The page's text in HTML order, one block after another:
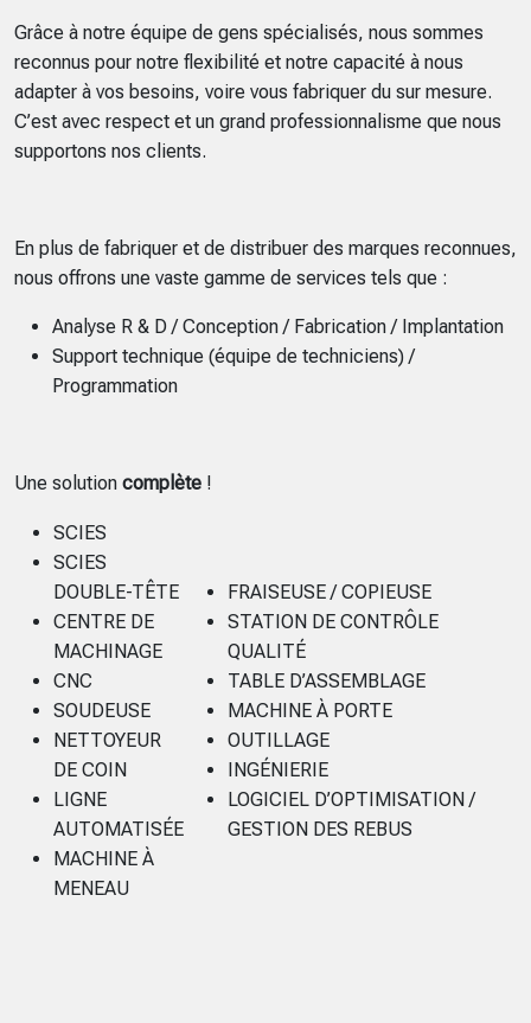
Grâce à notre équipe de gens spécialisés, nous sommes
reconnus pour notre flexibilité et notre capacité à nous
adapter à vos besoins, voire vous fabriquer du sur mesure.
C’est avec respect et un grand professionnalisme que nous
supportons nos clients.
En plus de fabriquer et de distribuer des marques reconnues,
nous offrons une vaste gamme de services tels que :
Analyse R & D / Conception / Fabrication / Implantation
Support technique (équipe de techniciens) /
Programmation
Une solution complète !
SCIES
SCIES
DOUBLE-TÊTE
CENTRE DE
MACHINAGE
CNC
SOUDEUSE
NETTOYEUR
DE COIN
LIGNE
AUTOMATISÉE
MACHINE À
MENEAU
FRAISEUSE / COPIEUSE
STATION DE CONTRÔLE
QUALITÉ
TABLE D’ASSEMBLAGE
MACHINE À PORTE
OUTILLAGE
INGÉNIERIE
LOGICIEL D’OPTIMISATION /
GESTION DES REBUS